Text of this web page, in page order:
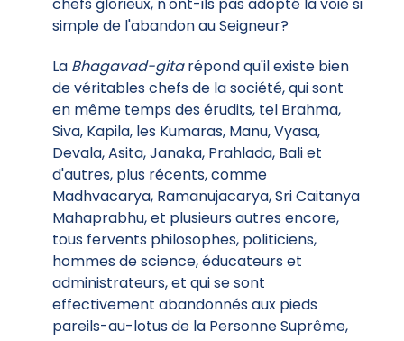
chefs glorieux, n'ont-ils pas adopté la voie si
simple de l'abandon au Seigneur?
La Bhagavad-gitarépond qu'il existe bien
de véritables chefs de la société, qui sont
en même temps des érudits, tel Brahma,
Siva, Kapila, les Kumaras, Manu, Vyasa,
Devala, Asita, Janaka, Prahlada, Bali et
d'autres, plus récents, comme
Madhvacarya, Ramanujacarya, Sri Caitanya
Mahaprabhu, et plusieurs autres encore,
tous fervents philosophes, politiciens,
hommes de science, éducateurs et
administrateurs, et qui se sont
effectivement abandonnés aux pieds
pareils-au-lotus de la Personne Suprême,